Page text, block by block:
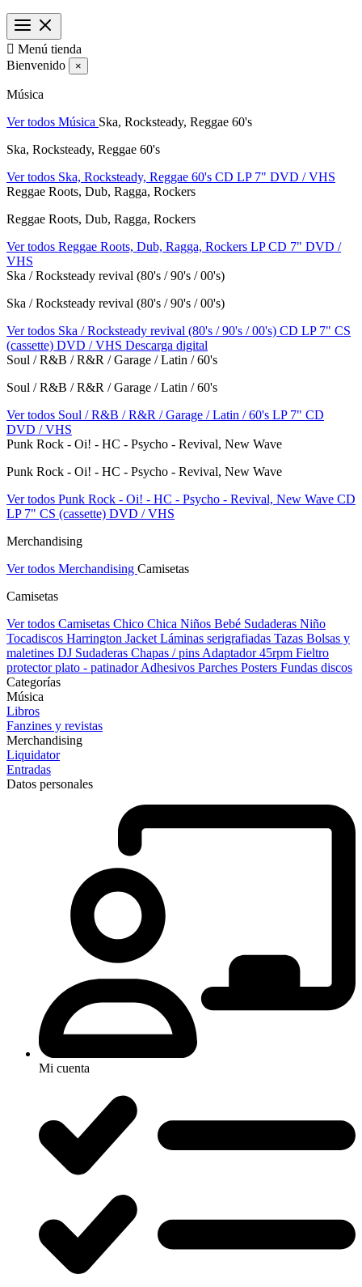
 Menú tienda
Bienvenido
×
Música
Ver todos Música Ska, Rocksteady, Reggae 60's
Ska, Rocksteady, Reggae 60's
Ver todos Ska, Rocksteady, Reggae 60's CD LP 7" DVD / VHS
Reggae Roots, Dub, Ragga, Rockers
Reggae Roots, Dub, Ragga, Rockers
Ver todos Reggae Roots, Dub, Ragga, Rockers LPCD 7" DVD /
VHS
Ska / Rocksteady revival (80's / 90's / 00's)
Ska / Rocksteady revival (80's / 90's / 00's)
Ver todos Ska / Rocksteady revival (80's / 90's / 00's) CD LP 7" CS
(cassette) DVD / VHS Descarga digital
Soul / R&B / R&R / Garage / Latin / 60's
Soul / R&B / R&R / Garage / Latin / 60's
Ver todos Soul / R&B / R&R / Garage / Latin / 60's LP 7" CD
DVD / VHS
Punk Rock - Oi! - HC - Psycho - Revival, New Wave
Punk Rock - Oi! - HC - Psycho - Revival, New Wave
Ver todos Punk Rock - Oi! - HC - Psycho - Revival, New Wave CD
LP 7" CS (cassette) DVD / VHS
Merchandising
Ver todos Merchandising Camisetas
Camisetas
Ver todos Camisetas Chico Chica Niños Bebé Sudaderas Niño
Tocadiscos Harrington Jacket Láminas serigrafiadas Tazas Bolsas y
maletines DJ Sudaderas Chapas / pins Adaptador 45rpm Fieltro
protector plato - patinadorAdhesivos Parches Posters Fundas discos
Categorías
Música
Libros
Fanzines y revistas
Merchandising
Liquidator
Entradas
Datos personales
Mi cuenta